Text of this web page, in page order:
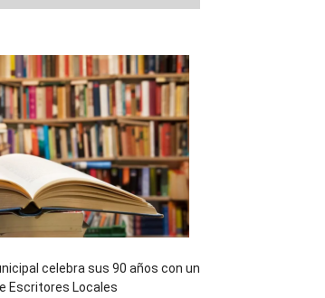
celebra sus 90 años con un
Escritores Locales